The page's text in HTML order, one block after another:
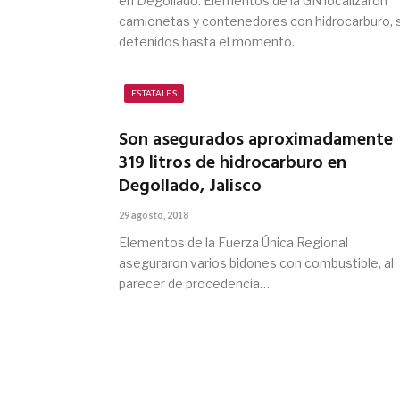
camionetas y contenedores con hidrocarburo,
detenidos hasta el momento.
ESTATALES
Son asegurados aproximadamente
319 litros de hidrocarburo en
Degollado, Jalisco
29 agosto, 2018
Elementos de la Fuerza Única Regional
aseguraron varios bidones con combustible, al
parecer de procedencia…